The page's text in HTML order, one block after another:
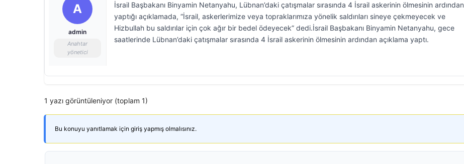
A
admin
Anahtar
yönetici
İsrail Başbakanı Binyamin Netanyahu, Lübnan’daki çatışmalar sırasında 4 İsrail askerinin ölmesinin ardından
yaptığı açıklamada, “İsrail, askerlerimize veya topraklarımıza yönelik saldırıları sineye çekmeyecek ve
Hizbullah bu saldırılar için çok ağır bir bedel ödeyecek” dedi.İsrail Başbakanı Binyamin Netanyahu, gece
saatlerinde Lübnan’daki çatışmalar sırasında 4 İsrail askerinin ölmesinin ardından açıklama yaptı.
1 yazı görüntüleniyor (toplam 1)
Bu konuyu yanıtlamak için giriş yapmış olmalısınız.